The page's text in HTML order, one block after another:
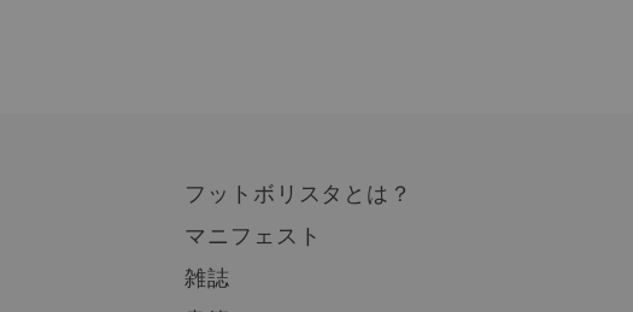
フットボリスタとは？
マニフェスト
雑誌